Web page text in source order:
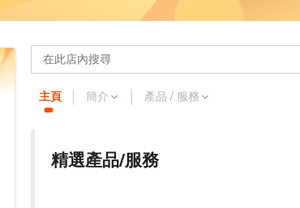
主頁 簡介 產品 / 服務
精選產品/服務